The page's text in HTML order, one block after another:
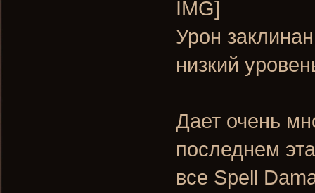
Урон
низкий
Дает очень
последнем
все Spell